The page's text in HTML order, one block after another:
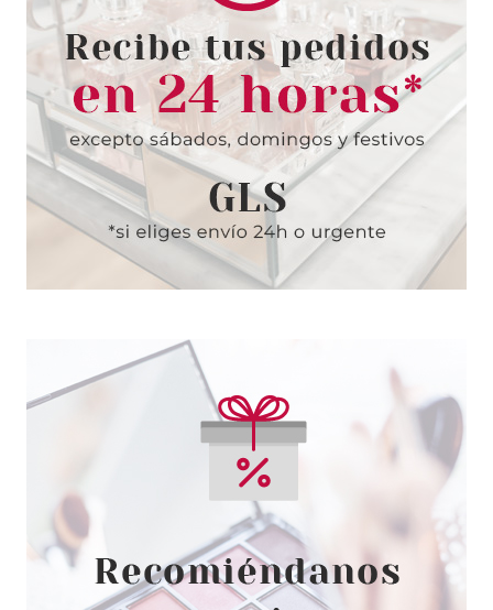
THIERRY MUGLER
THIERRY MUGLER ALIEN BODY
LOTION 200 ML
35.90€
THIERRY MUGLER
THIERRY MUGLER ANGEL
ELIXIR EDP 100 ML
desde
102.20€